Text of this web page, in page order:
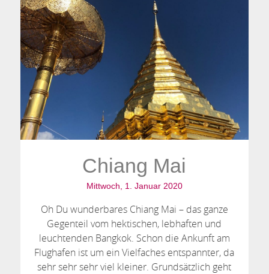
Chiang Mai
Mittwoch, 1. Januar 2020
Oh Du wunderbares Chiang Mai – das ganze
Gegenteil vom hektischen, lebhaften und
leuchtenden Bangkok. Schon die Ankunft am
Flughafen ist um ein Vielfaches entspannter, da
sehr sehr sehr viel kleiner. Grundsätzlich geht